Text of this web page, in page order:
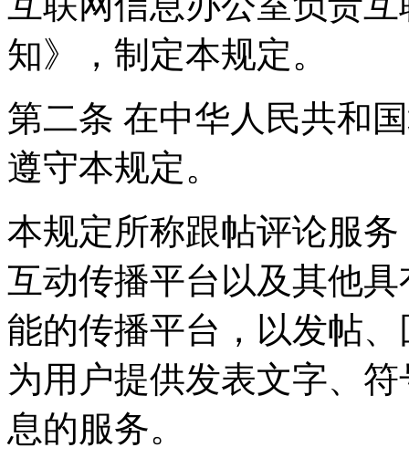
知》，制定本规定。
第二条 在中华人民共和
遵守本规定。
本规定所称跟帖评论服
互动传播平台以及其他
能的传播平台，以发帖
为用户提供发表文字、
息的服务。